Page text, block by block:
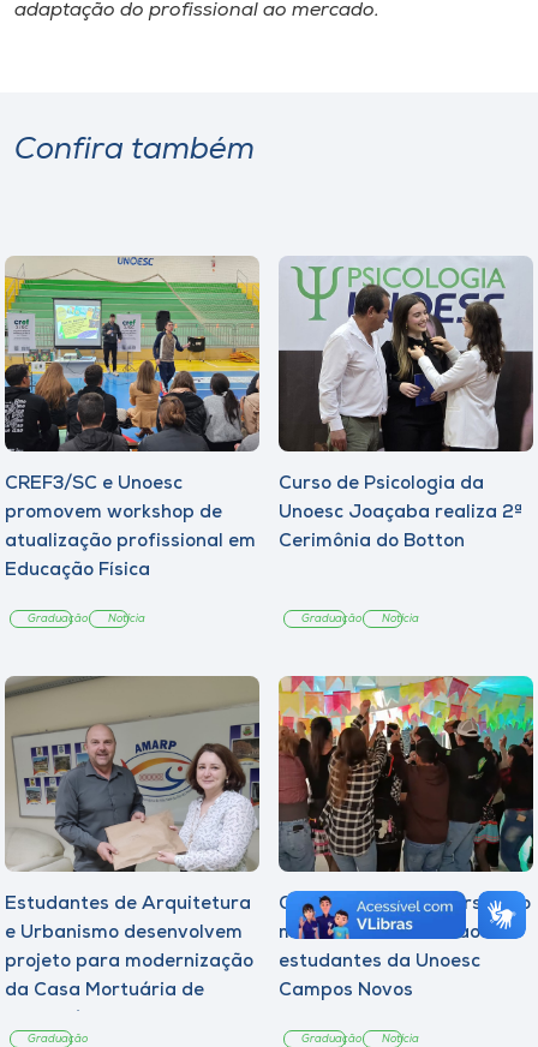
A+
A-
adaptação do profissional ao mercado.
Confira também
CREF3/SC e Unoesc
promovem workshop de
atualização profissional em
Educação Física
Graduação Notícia
Curso de Psicologia da
Unoesc Joaçaba realiza 2ª
Cerimônia do Botton
Graduação Notícia
Estudantes de Arquitetura
e Urbanismo desenvolvem
projeto para modernização
da Casa Mortuária de
Graduação
Quarto Arraiá Universitário
marca acolhimento aos
estudantes da Unoesc
Campos Novos
Graduação Notícia